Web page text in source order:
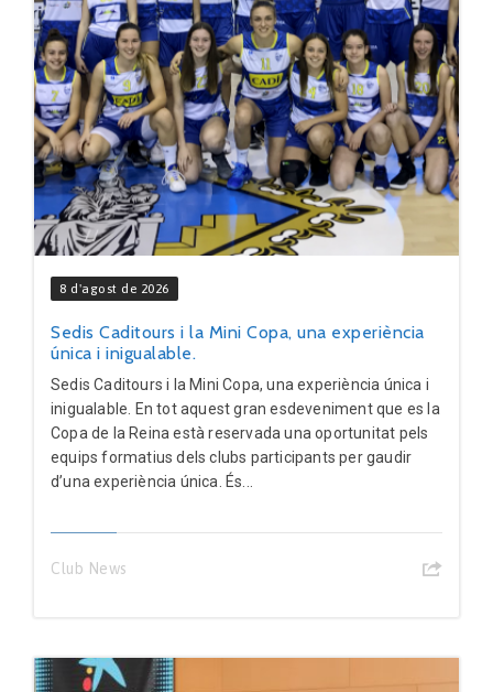
8 d'agost de 2026
Sedis Caditours i la Mini Copa, una experiència
única i inigualable.
Sedis Caditours i la Mini Copa, una experiència única i
inigualable. En tot aquest gran esdeveniment que es la
Copa de la Reina està reservada una oportunitat pels
equips formatius dels clubs participants per gaudir
d’una experiència única. És...
Club News